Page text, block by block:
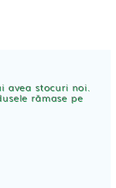
avea stocuri noi.
rămase pe